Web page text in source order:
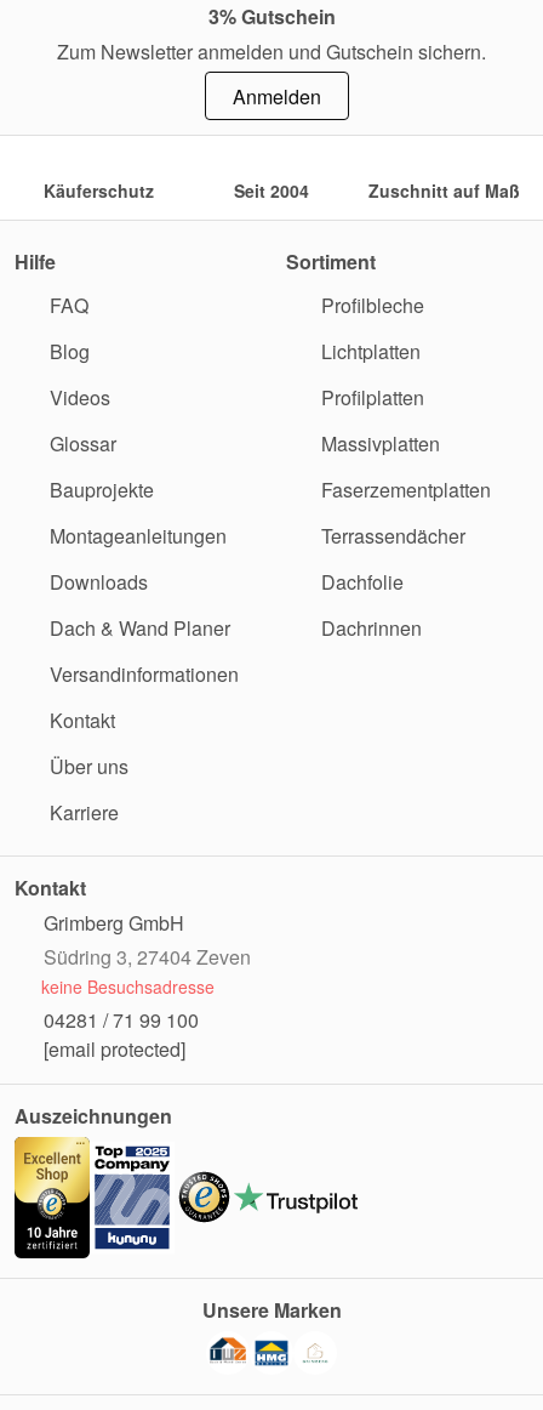
3% Gutschein
Zum Newsletter anmelden und Gutschein sichern.
Anmelden
Käuferschutz Seit 2004 Zuschnitt auf Maß
Hilfe
FAQ
Blog
Videos
Glossar
Bauprojekte
Montageanleitungen
Downloads
Dach & Wand Planer
Versandinformationen
Kontakt
Über uns
Karriere
Sortiment
Profilbleche
Lichtplatten
Profilplatten
Massivplatten
Faserzementplatten
Terrassendächer
Dachfolie
Dachrinnen
Kontakt
Grimberg GmbH
Südring 3, 27404 Zeven
keine Besuchsadresse
04281 / 71 99 100
[email protected]
Auszeichnungen
Unsere Marken